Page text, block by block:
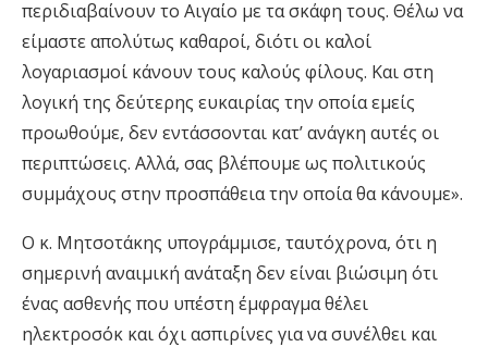
περιδιαβαίνουν το Αιγαίο με τα σκάφη τους. Θέλω να
είμαστε απολύτως καθαροί, διότι οι καλοί
λογαριασμοί κάνουν τους καλούς φίλους. Και στη
λογική της δεύτερης ευκαιρίας την οποία εμείς
προωθούμε, δεν εντάσσονται κατ’ ανάγκη αυτές οι
περιπτώσεις. Αλλά, σας βλέπουμε ως πολιτικούς
συμμάχους στην προσπάθεια την οποία θα κάνουμε».
Ο κ. Μητσοτάκης υπογράμμισε, ταυτόχρονα, ότι η
σημερινή αναιμική ανάταξη δεν είναι βιώσιμη ότι
ένας ασθενής που υπέστη έμφραγμα θέλει
ηλεκτροσόκ και όχι ασπιρίνες για να συνέλθει και